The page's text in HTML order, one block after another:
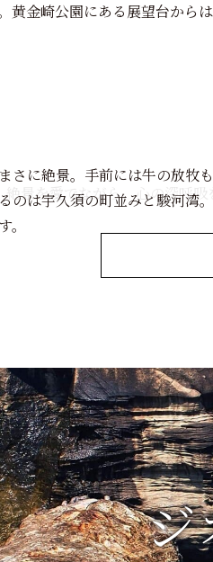
黄金崎公園にある展望台から
さに絶景。手前には牛の放牧
のは宇久須の町並みと駿河湾
絶景を愛でながら、心の深呼
ジ